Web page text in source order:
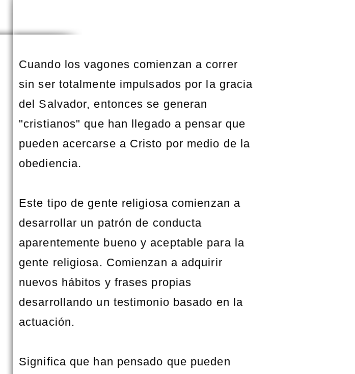
Cuando los vagones comienzan a correr
sin ser totalmente impulsados por la gracia
del Salvador, entonces se generan
"cristianos" que han llegado a pensar que
pueden acercarse a Cristo por medio de la
obediencia.
Este tipo de gente religiosa comienzan a
desarrollar un patrón de conducta
aparentemente bueno y aceptable para la
gente religiosa. Comienzan a adquirir
nuevos hábitos y frases propias
desarrollando un testimonio basado en la
actuación.
Significa que han pensado que pueden